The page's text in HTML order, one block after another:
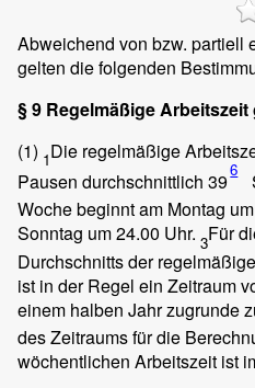
Abweichend von bzw. partiell
gelten die folgenden
§ 9 Regelmäßige
(1) 1Die regelmäßige
Pausen durchschnittlich 396
Woche beginnt am Montag
Sonntag um 24.00 Uhr. 3Für
Durchschnitts der
ist in der Regel ein Zeitraum
einem halben Jahr zugrunde
des Zeitraums für die
wöchentlichen Arbeitszeit ist